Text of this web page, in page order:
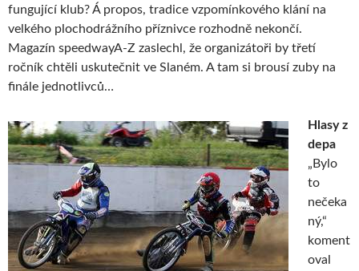
fungující klub? Á propos, tradice vzpomínkového klání na
velkého plochodrážního příznivce rozhodně nekončí.
Magazín speedwayA-Z zaslechl, že organizátoři by třetí
ročník chtěli uskutečnit ve Slaném. A tam si brousí zuby na
finále jednotlivců…
Hlasy z
depa
„Bylo
to
nečeka
ný,“
koment
oval